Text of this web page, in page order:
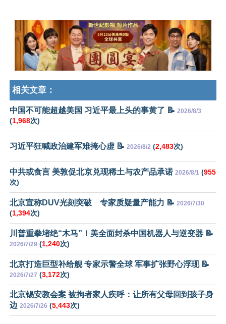
相关文章：
中国不可能超越美国 习近平最上头的事黄了 📝 2026/8/3
(1,968次)
习近平狂喊政治建军难掩心虚 📝 2026/8/2 (2,483次)
中共或食言 美敦促北京兑现稀土与农产品承诺 2026/8/1 (955
次)
北京宣称DUV光刻突破 专家质疑量产能力 📝 2026/7/30
(1,394次)
川普重拳堵绝“木马”！美全面封杀中国机器人与逆变器 📝
2026/7/29 (1,240次)
北京打造巨型补给舰 专家示警全球 军事扩张野心浮现 📝
2026/7/27 (3,172次)
北京锡安教会案 被拘者家人疾呼：让所有父母回到孩子身
边 2026/7/26 (5,443次)